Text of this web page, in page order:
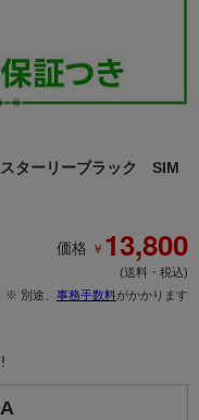
ーリーブラック SIM
価格 ￥ 13,800
(送料・税込)
※ 別途、 事務手数料がかかります